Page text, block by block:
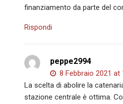
finanziamento da parte del
Rispondi
peppe2994
8 Febbraio 2021 at
La scelta di abolire la
stazione centrale è ottima.